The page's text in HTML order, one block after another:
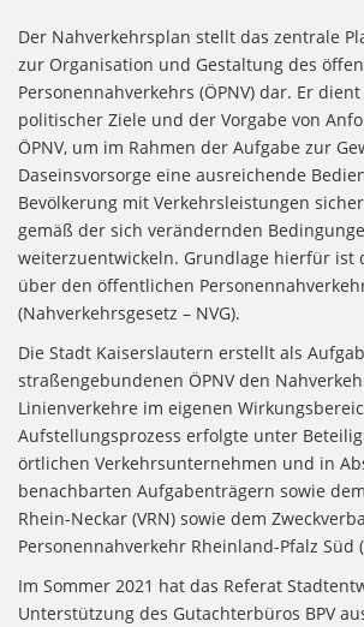
Der Nahverkehrsplan stellt das zentrale
zur Organisation und Gestaltung des
Personennahverkehrs (ÖPNV) dar. Er
politischer Ziele und der Vorgabe von
ÖPNV, um im Rahmen der Aufgabe zur
Daseinsvorsorge eine ausreichende
Bevölkerung mit Verkehrsleistungen
gemäß der sich verändernden
weiterzuentwickeln. Grundlage hierfür ist
über den öffentlichen
(Nahverkehrsgesetz – NVG).
Die Stadt Kaiserslautern erstellt als
straßengebundenen ÖPNV den
Linienverkehre im eigenen
Aufstellungsprozess erfolgte unter
örtlichen Verkehrsunternehmen und in
benachbarten Aufgabenträgern sowie
Rhein-Neckar (VRN) sowie dem
Personennahverkehr Rheinland-Pfalz Süd
Im Sommer 2021 hat das Referat
Unterstützung des Gutachterbüros BPV